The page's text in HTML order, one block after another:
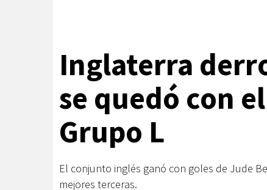
Inglaterra
se quedó con
Grupo L
El conjunto inglés ganó con goles de Jude
mejores terceras.